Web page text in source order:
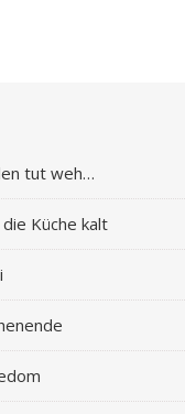
tut weh…
Küche kalt